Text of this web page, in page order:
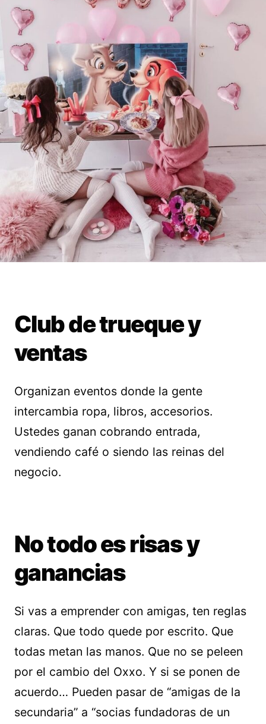
Club de trueque y
ventas
Organizan eventos donde la gente
intercambia ropa, libros, accesorios.
Ustedes ganan cobrando entrada,
vendiendo café o siendo las reinas del
negocio.
No todo es risas y
ganancias
Si vas a emprender con amigas, ten reglas
claras. Que todo quede por escrito. Que
todas metan las manos. Que no se peleen
por el cambio del Oxxo. Y si se ponen de
acuerdo… Pueden pasar de “amigas de la
secundaria” a “socias fundadoras de un